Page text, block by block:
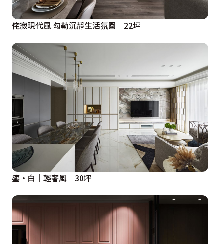
侘寂現代風 勾勒沉靜生活氛圍│22坪
鎏‧白｜輕奢風｜30坪